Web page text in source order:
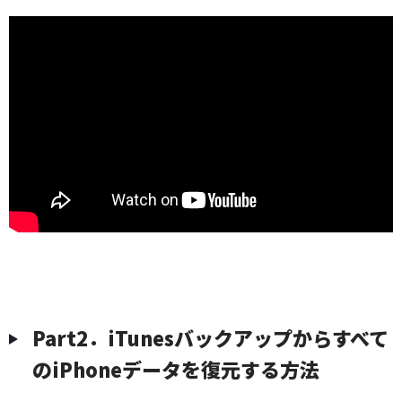
Part2．iTunesバックアップからすべて
のiPhoneデータを復元する方法